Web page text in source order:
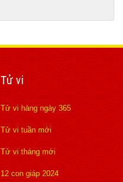
Tử vi
Tử vi hàng ngày 365
Tử vi tuần mới
Tử vi tháng mới
12 con giáp 2024